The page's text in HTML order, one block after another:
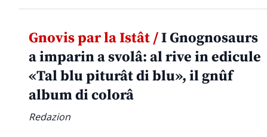
Gnovis par la Istât /I Gnognosaurs
a imparin a svolâ: al rive in edicule
«Tal blu piturât di blu», il gnûf
album di colorâ
Redazion